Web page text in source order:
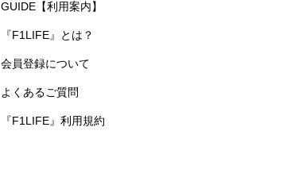
GUIDE【利用案内】
『F1LIFE』とは？
会員登録について
よくあるご質問
『F1LIFE』利用規約